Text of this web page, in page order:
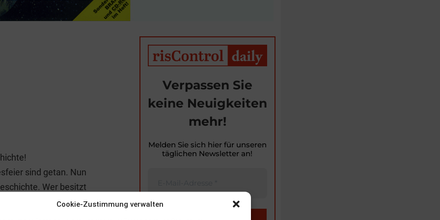
Cookie-Zustimmung verwalten
sind getan. Nun
Wer besitzt
Verpassen Sie
keine Neuigkeiten
mehr!
Melden Sie sich hier für unseren
täglichen Newsletter an!